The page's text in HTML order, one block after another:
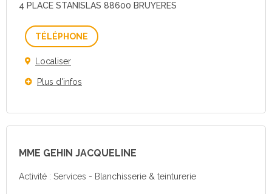
4 PLACE STANISLAS 88600 BRUYERES
Téléphone
Localiser
Plus d'infos
MME GEHIN JACQUELINE
Activité : Services - Blanchisserie & teinturerie